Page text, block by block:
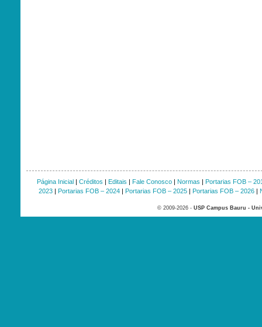
Página Inicial| Créditos | Editais | Fale Conosco| Normas | Portarias FOB –
2023| Portarias FOB – 2024| Portarias FOB – 2025| Portarias FOB – 2026|
© 2009-2026 - USP Campus Bauru -